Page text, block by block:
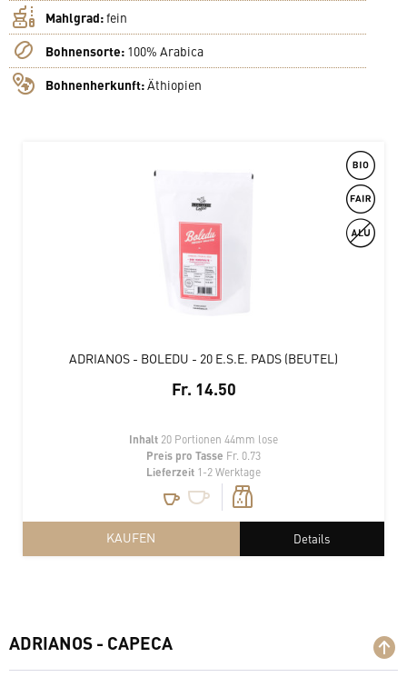
Mahlgrad:fein
Bohnensorte: 100% Arabica
Bohnenherkunft:Äthiopien
ADRIANOS - BOLEDU - 20 E.S.E. PADS (BEUTEL)
Fr. 14.50
Inhalt 20 Portionen 44mm lose
Preis pro Tasse Fr. 0.73
Lieferzeit 1-2 Werktage
Details
KAUFEN
ADRIANOS - CAPECA